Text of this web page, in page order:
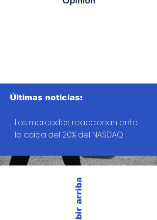
Subir arriba
Últimas noticias:
Los mercados reaccionan ante
la caída del 20% del NASDAQ